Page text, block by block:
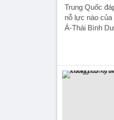
Trung Quốc
nỗ lực nào
Á-Thái Bình